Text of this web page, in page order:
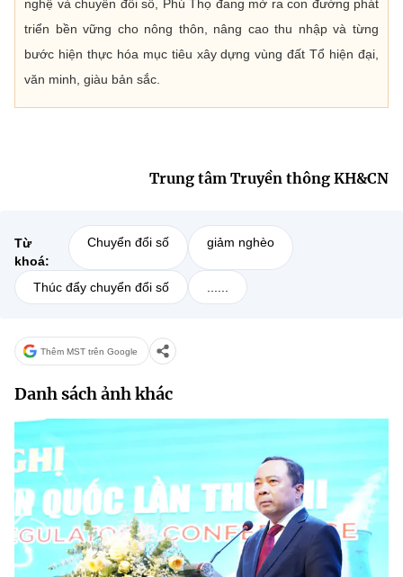
nghệ và chuyển đổi số, Phú Thọ đang mở ra con đường phát
triển bền vững cho nông thôn, nâng cao thu nhập và từng
bước hiện thực hóa mục tiêu xây dựng vùng đất Tổ hiện đại,
văn minh, giàu bản sắc.
Trung tâm Truyền thông KH&CN
Từ
khoá:
Chuyển đổi số giảm nghèo
Thúc đẩy chuyển đổi số ......
Thêm MST trên Google
Danh sách ảnh khác